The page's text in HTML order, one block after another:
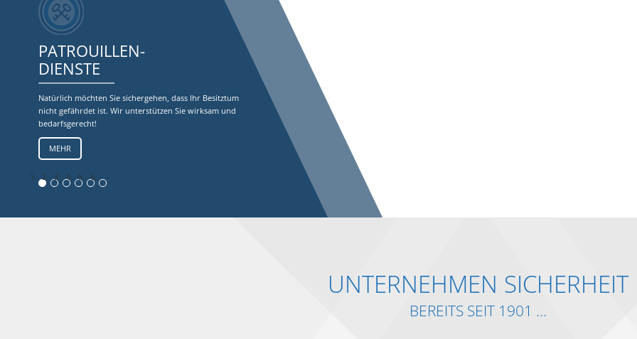
PATROUILLEN-
DIENSTE
Natürlich möchten Sie sichergehen, dass Ihr Besitztum
nicht gefährdet ist. Wir unterstützen Sie wirksam und
bedarfsgerecht!
MEHR
UNTERNEHMEN SICHERHEIT
BEREITS SEIT 1901 ...